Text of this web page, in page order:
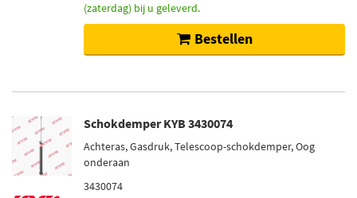
(zaterdag) bij u geleverd.
Bestellen
Schokdemper KYB 3430074
Achteras, Gasdruk, Telescoop-schokdemper, Oog
onderaan
3430074